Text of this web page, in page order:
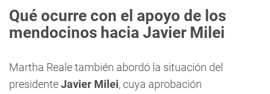
Qué ocurre con el apoyo de los
mendocinos hacia Javier Milei
Martha Reale también abordó la situación del
presidenteJavier Milei, cuya aprobación